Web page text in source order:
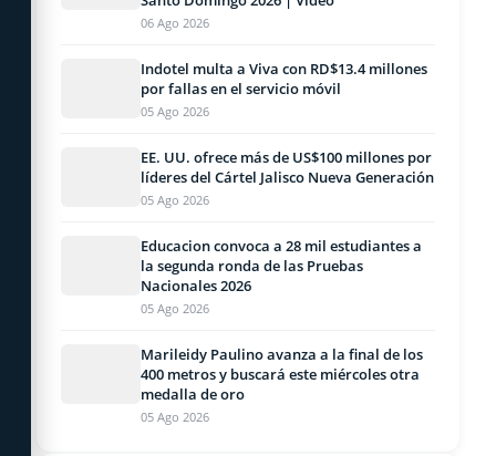
06 Ago 2026
Indotel multa a Viva con RD$13.4 millones
por fallas en el servicio móvil
05 Ago 2026
EE. UU. ofrece más de US$100 millones por
líderes del Cártel Jalisco Nueva Generación
05 Ago 2026
Educacion convoca a 28 mil estudiantes a
la segunda ronda de las Pruebas
Nacionales 2026
05 Ago 2026
Marileidy Paulino avanza a la final de los
400 metros y buscará este miércoles otra
medalla de oro
05 Ago 2026